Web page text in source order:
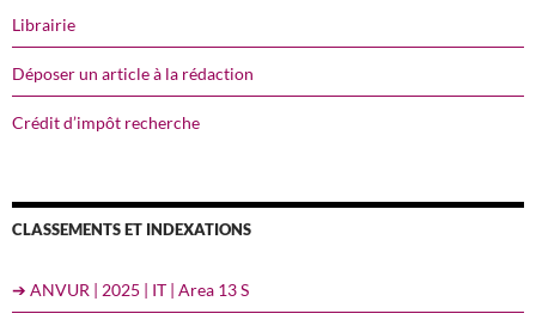
Librairie
Déposer un article à la rédaction
Crédit d’impôt recherche
CLASSEMENTS ET INDEXATIONS
➔ ANVUR | 2025 | IT | Area 13 S